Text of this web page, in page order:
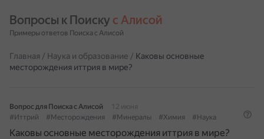
Вопросы к Поиску с Алисой
Примеры ответов Поиска с Алисой
Главная / Наука и образование / Каковы основные
месторождения иттрия в мире?
Вопрос для Поиска с Алисой
12 июня
#Иттрий
#Месторождения #Минералы #Химия #Наука
Каковы основные месторождения иттрия в мире?